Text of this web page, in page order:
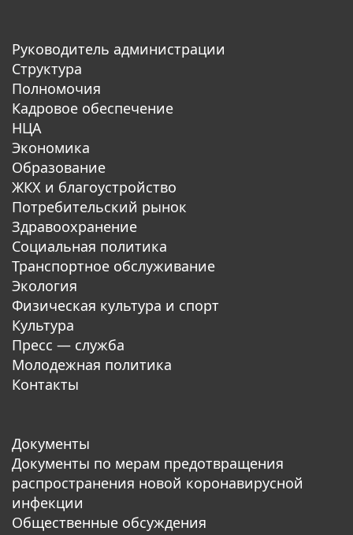
Руководитель администрации
Структура
Полномочия
Кадровое обеспечение
НЦА
Экономика
Образование
ЖКХ и благоустройство
Потребительский рынок
Здравоохранение
Социальная политика
Транспортное обслуживание
Экология
Физическая культура и спорт
Культура
Пресс — служба
Молодежная политика
Контакты
Документы
Документы по мерам предотвращения
распространения новой коронавирусной
инфекции
Общественные обсуждения